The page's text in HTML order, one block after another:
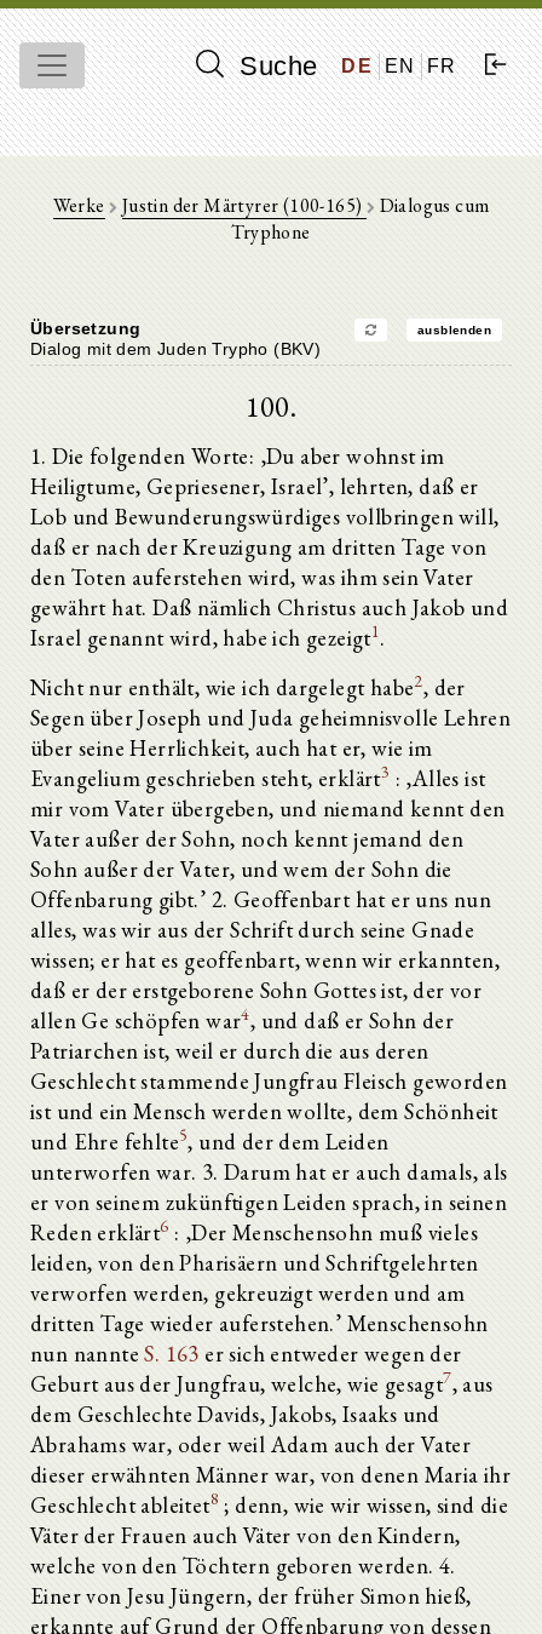
Suche DE EN FR
Werke Justin der Märtyrer (100-165)
Dialogus cum
Tryphone
Übersetzung ausblenden
Dialog mit dem Juden Trypho (BKV)
100.
1. Die folgenden Worte: ‚Du aber wohnst im
Heiligtume, Gepriesener, Israel’, lehrten, daß er
Lob und Bewunderungswürdiges vollbringen will,
daß er nach der Kreuzigung am dritten Tage von
den Toten auferstehen wird, was ihm sein Vater
gewährt hat. Daß nämlich Christus auch Jakob und
Israel genannt wird, habe ich gezeigt1.
Nicht nur enthält, wie ich dargelegt habe2, der
Segen über Joseph und Juda geheimnisvolle Lehren
über seine Herrlichkeit, auch hat er, wie im
Evangelium geschrieben steht, erklärt3 : ‚Alles ist
mir vom Vater übergeben, und niemand kennt den
Vater außer der Sohn, noch kennt jemand den
Sohn außer der Vater, und wem der Sohn die
Offenbarung gibt.’ 2. Geoffenbart hat er uns nun
alles, was wir aus der Schrift durch seine Gnade
wissen; er hat es geoffenbart, wenn wir erkannten,
daß er der erstgeborene Sohn Gottes ist, der vor
allen Ge schöpfen war4, und daß er Sohn der
Patriarchen ist, weil er durch die aus deren
Geschlecht stammende Jungfrau Fleisch geworden
ist und ein Mensch werden wollte, dem Schönheit
und Ehre fehlte5, und der dem Leiden
unterworfen war. 3. Darum hat er auch damals, als
er von seinem zukünftigen Leiden sprach, in seinen
Reden erklärt6 : ‚Der Menschensohn muß vieles
leiden, von den Pharisäern und Schriftgelehrten
verworfen werden, gekreuzigt werden und am
dritten Tage wieder auferstehen.’ Menschensohn
nun nannteS. 163 er sich entweder wegen der
Geburt aus der Jungfrau, welche, wie gesagt7, aus
dem Geschlechte Davids, Jakobs, Isaaks und
Abrahams war, oder weil Adam auch der Vater
dieser erwähnten Männer war, von denen Maria ihr
Geschlecht ableitet8 ; denn, wie wir wissen, sind die
Väter der Frauen auch Väter von den Kindern,
welche von den Töchtern geboren werden. 4.
Einer von Jesu Jüngern, der früher Simon hieß,
erkannte auf Grund der Offenbarung von dessen